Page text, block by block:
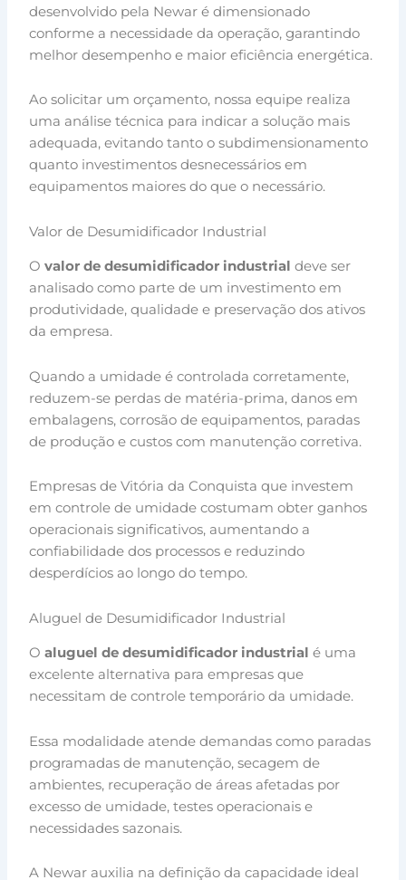
desenvolvido pela Newar é dimensionado
conforme a necessidade da operação, garantindo
melhor desempenho e maior eficiência energética.
Ao solicitar um orçamento, nossa equipe realiza
uma análise técnica para indicar a solução mais
adequada, evitando tanto o subdimensionamento
quanto investimentos desnecessários em
equipamentos maiores do que o necessário.
Valor de Desumidificador Industrial
Ovalor de desumidificador industrial deve ser
analisado como parte de um investimento em
produtividade, qualidade e preservação dos ativos
da empresa.
Quando a umidade é controlada corretamente,
reduzem-se perdas de matéria-prima, danos em
embalagens, corrosão de equipamentos, paradas
de produção e custos com manutenção corretiva.
Empresas de Vitória da Conquista que investem
em controle de umidade costumam obter ganhos
operacionais significativos, aumentando a
confiabilidade dos processos e reduzindo
desperdícios ao longo do tempo.
Aluguel de Desumidificador Industrial
Oaluguel de desumidificador industrial é uma
excelente alternativa para empresas que
necessitam de controle temporário da umidade.
Essa modalidade atende demandas como paradas
programadas de manutenção, secagem de
ambientes, recuperação de áreas afetadas por
excesso de umidade, testes operacionais e
necessidades sazonais.
A Newar auxilia na definição da capacidade ideal